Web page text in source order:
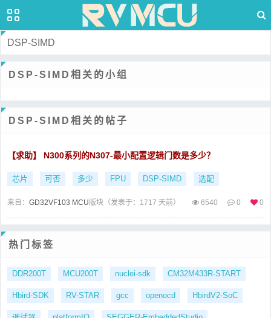
DSP-SIMD
DSP-SIMD相关的小组
DSP-SIMD相关的帖子
【求助】 N300系列的N307-最小配置逻辑门数是多少？
芯片 可否 多少 FPU DSP-SIMD 选配
来自： GD32VF103 MCU版块（发表于：1717 天前） 6540 0 0
热门标签
DDR200T MCU200T nuclei-sdk CM32M433R-START
Hbird-SDK RV-STAR gcc openocd HbirdV2-SoC